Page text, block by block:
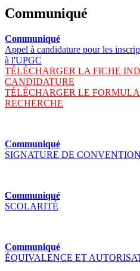
Communiqué
Communiqué
Appel à candidature pour les
à l'UPGC
TÉLÉCHARGER LA FICHE
CANDIDATURE
TÉLÉCHARGER LE
RECHERCHE
Communiqué
SIGNATURE DE CONVENTION
Communiqué
SCOLARITÉ
Communiqué
ÉQUIVALENCE ET